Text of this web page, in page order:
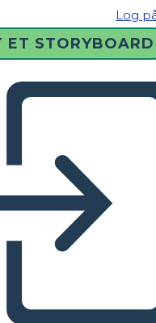
Log
ET STORYBOARD